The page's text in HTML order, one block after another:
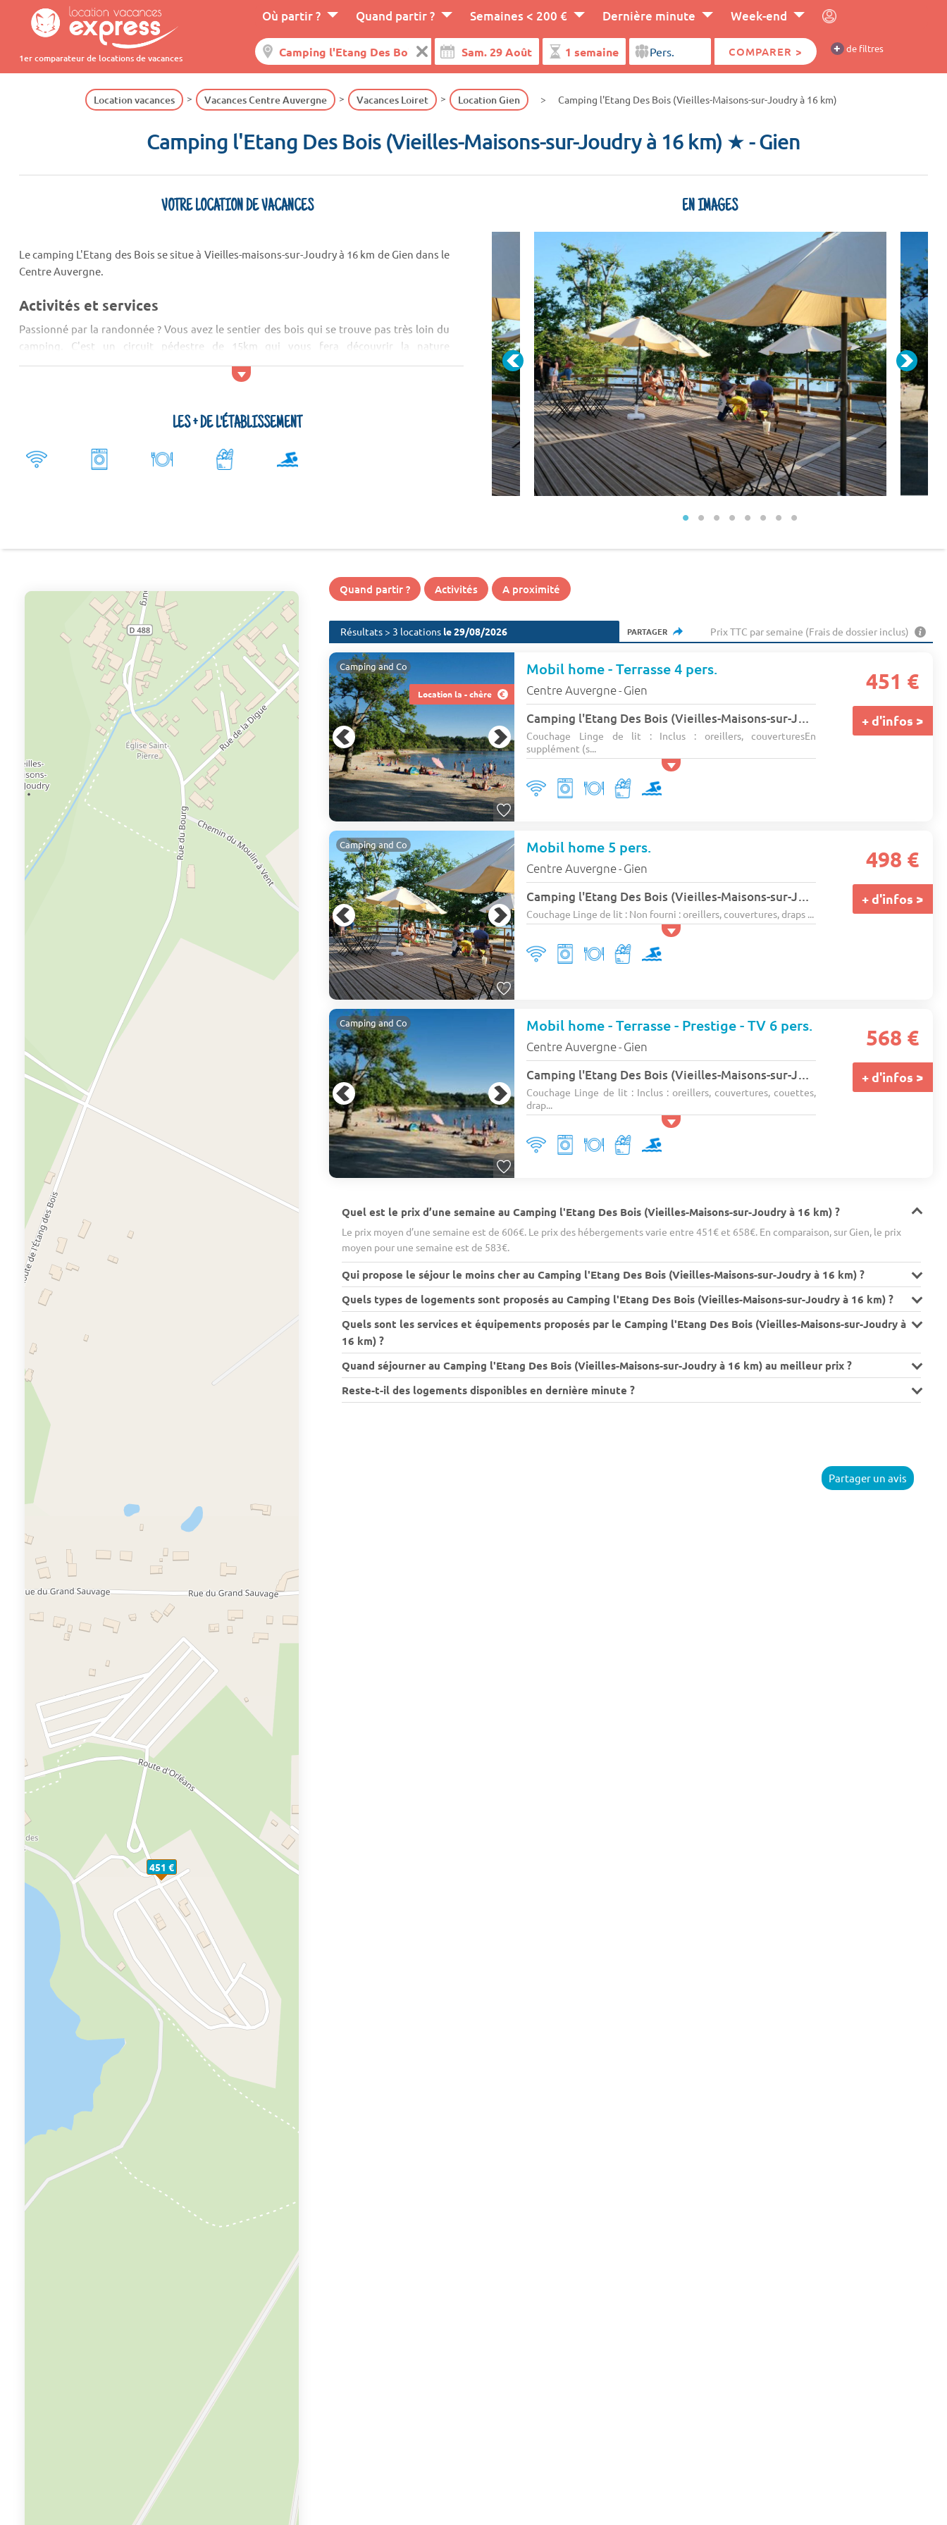
1er comparateur de locations de vacances
Où partir ? Quand partir ? Semaines < 200 € Dernière minute Week-end
COMPARER > + de filtres
Location vacances Vacances Centre Auvergne Vacances Loiret Location Gien Camping l'Etang Des Bois (Vieilles-Maisons-sur-Joudry à 16 km)
Camping l'Etang Des Bois (Vieilles-Maisons-sur-Joudry à 16 km) ★- Gien
VOTRE LOCATION DE VACANCES
Le camping L'Etang des Bois se situe à Vieilles-maisons-sur-Joudry à 16 km de Gien dans le
Centre Auvergne.
Activités et services
Passionné par la randonnée ? Vous avez le sentier des bois qui se trouve pas très loin du
camping. C'est un circuit pédestre de 15km qui vous fera découvrir la nature
environnante, la forêt d’Orléans mais également le bourg d’un petit village pittoresque.
Louez directement au camping des vélos et partez en famille ou entre amis &agra...
LES + DE L'ÉTABLISSEMENT
EN IMAGES
451 €
Quand partir ? Activités A proximité
Résultats > 3 locations le 29/08/2026 PARTAGER Prix TTC par semaine (Frais de dossier inclus)
Location la - chère
Camping and Co Mobil home - Terrasse 4 pers.
Centre Auvergne- Gien
Camping l'Etang Des Bois (Vieilles-Maisons-sur-Joudry à 16 km) ★★
Couchage Linge de lit : Inclus : oreillers, couverturesEn
supplément (s...
451 €
+ d'infos >
Camping and Co Mobil home 5 pers.
Centre Auvergne- Gien
Camping l'Etang Des Bois (Vieilles-Maisons-sur-Joudry à 16 km) ★★
Couchage Linge de lit : Non fourni : oreillers, couvertures, draps ...
498 €
+ d'infos >
Camping and Co Mobil home - Terrasse - Prestige - TV 6 pers.
Centre Auvergne- Gien
Camping l'Etang Des Bois (Vieilles-Maisons-sur-Joudry à 16 km) ★★
Couchage Linge de lit : Inclus : oreillers, couvertures, couettes,
drap...
568 €
+ d'infos >
Quel est le prix d’une semaine au Camping l'Etang Des Bois (Vieilles-Maisons-sur-Joudry à 16 km) ?
Le prix moyen d’une semaine est de 606€. Le prix des hébergements varie entre 451€ et 658€. En comparaison, sur Gien, le prix
moyen pour une semaine est de 583€.
Qui propose le séjour le moins cher au Camping l'Etang Des Bois (Vieilles-Maisons-sur-Joudry à 16 km) ?
Quels types de logements sont proposés au Camping l'Etang Des Bois (Vieilles-Maisons-sur-Joudry à 16 km) ?
Quels sont les services et équipements proposés par le Camping l'Etang Des Bois (Vieilles-Maisons-sur-Joudry à
16 km) ?
Quand séjourner au Camping l'Etang Des Bois (Vieilles-Maisons-sur-Joudry à 16 km) au meilleur prix ?
Reste-t-il des logements disponibles en dernière minute ?
Partager un avis